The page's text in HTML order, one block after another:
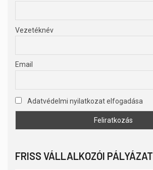
Vezetéknév
Email
Adatvédelmi nyilatkozat elfogadása
FRISS VÁLLALKOZÓI PÁLYÁZAT